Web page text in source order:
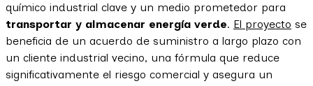
químico industrial clave y un medio prometedor para
transportar y almacenar energía verde. El proyecto se
beneficia de un acuerdo de suministro a largo plazo con
un cliente industrial vecino, una fórmula que reduce
significativamente el riesgo comercial y asegura un